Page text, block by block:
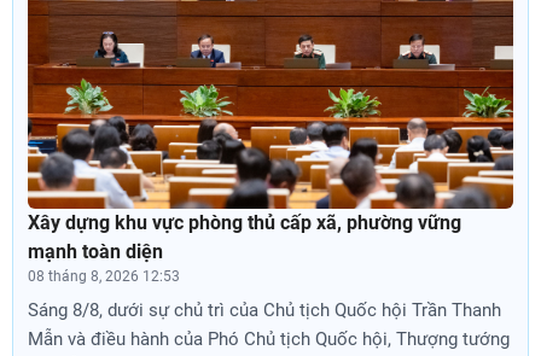
Xây dựng khu vực phòng thủ cấp xã, phường vững
mạnh toàn diện
08 tháng 8, 2026 12:53
Sáng 8/8, dưới sự chủ trì của Chủ tịch Quốc hội Trần Thanh
Mẫn và điều hành của Phó Chủ tịch Quốc hội, Thượng tướng